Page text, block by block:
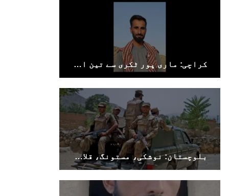
1688 VIEWS جون 7, 2023
تنظیم کے سینئر کارکن سخی بخش بلوچ کو ماورائے
عدالت گرفتار کرکے لاپتہ کرنا غیر انسانی اور
بلوچ اسٹوڈنٹس فرنٹ بلوچ اسٹوڈنٹس فرنٹ کے
مرکزی ترجمان نے اپنے جاری کردہ بیان میں کہا
کے قریب گھر سے کیچ بازار جاتے
کراچی: ماری پور ٹکری سے تین افراد جبری لاپتہ
بلوچستان: نوشکی، مستونگ، قلات، سوراب اور خضدار میں کرفیو نافذ